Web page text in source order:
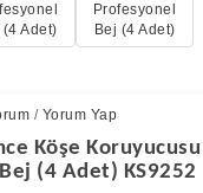
/ Yorum Yap
Köşe
(4 Adet) KS9252